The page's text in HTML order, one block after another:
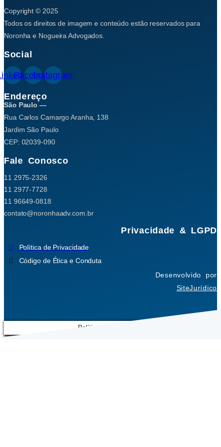
Copyright © 2025
Todos os direitos de imagem e conteúdo estão reservados para
Noronha e Nogueira Advogados.
Social
FacebookInstagram
Endereço
São Paulo —
Rua Carlos Camargo Aranha, 138
Jardim São Paulo
CEP: 02039-090
Fale Conosco
11 2975-2326
11 2977-7728
11 96649-0818
contato@noronhaadv.com.br
Privacidade & LGPD
Política de Privacidade
Código de Ética e Conduta
Desenvolvido por
SiteJurídico
Política de Privacidade